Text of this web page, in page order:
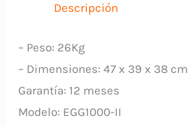
cantidadDescripción
– Peso: 26Kg
– Dimensiones: 47 x 39 x 38 cm
Garantía: 12 meses
Modelo: EGG1000-II